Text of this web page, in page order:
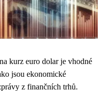
kurz euro dolar je vhodné
jsou ekonomické
z finančních trhů.